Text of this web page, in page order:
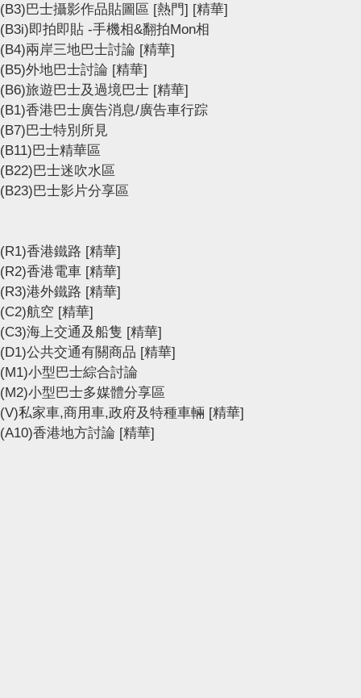
(B3)巴士攝影作品貼圖區 [熱門] [精華]
(B3i)即拍即貼 -手機相&翻拍Mon相
(B4)兩岸三地巴士討論 [精華]
(B5)外地巴士討論 [精華]
(B6)旅遊巴士及過境巴士 [精華]
(B1)香港巴士廣告消息/廣告車行踪
(B7)巴士特別所見
(B11)巴士精華區
(B22)巴士迷吹水區
(B23)巴士影片分享區
(R1)香港鐵路 [精華]
(R2)香港電車 [精華]
(R3)港外鐵路 [精華]
(C2)航空 [精華]
(C3)海上交通及船隻 [精華]
(D1)公共交通有關商品 [精華]
(M1)小型巴士綜合討論
(M2)小型巴士多媒體分享區
(V)私家車,商用車,政府及特種車輛 [精華]
(A10)香港地方討論 [精華]